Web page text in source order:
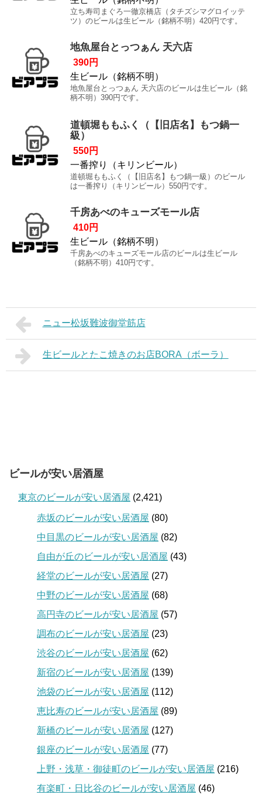
立ち寿司まぐろ一徹京橋店（タチズシマグロイッテ
ツ）のビールは生ビール（銘柄不明）420円です。
地魚屋台とっつぁん 天六店
390円
生ビール（銘柄不明）
地魚屋台とっつぁん 天六店のビールは生ビール（銘
柄不明）390円です。
道頓堀ももふく（【旧店名】もつ鍋一
級）
550円
一番搾り（キリンビール）
道頓堀ももふく（【旧店名】もつ鍋一級）のビール
は一番搾り（キリンビール）550円です。
千房あべのキューズモール店
410円
生ビール（銘柄不明）
千房あべのキューズモール店のビールは生ビール
（銘柄不明）410円です。
ニュー松坂難波御堂筋店
生ビールとたこ焼きのお店BORA（ボーラ）
ビールが安い居酒屋
東京のビールが安い居酒屋 (2,421)
赤坂のビールが安い居酒屋 (80)
中目黒のビールが安い居酒屋 (82)
自由が丘のビールが安い居酒屋 (43)
経堂のビールが安い居酒屋 (27)
中野のビールが安い居酒屋 (68)
高円寺のビールが安い居酒屋 (57)
調布のビールが安い居酒屋 (23)
渋谷のビールが安い居酒屋 (62)
新宿のビールが安い居酒屋 (139)
池袋のビールが安い居酒屋 (112)
恵比寿のビールが安い居酒屋 (89)
新橋のビールが安い居酒屋 (127)
銀座のビールが安い居酒屋 (77)
上野・浅草・御徒町のビールが安い居酒屋 (216)
有楽町・日比谷のビールが安い居酒屋 (46)